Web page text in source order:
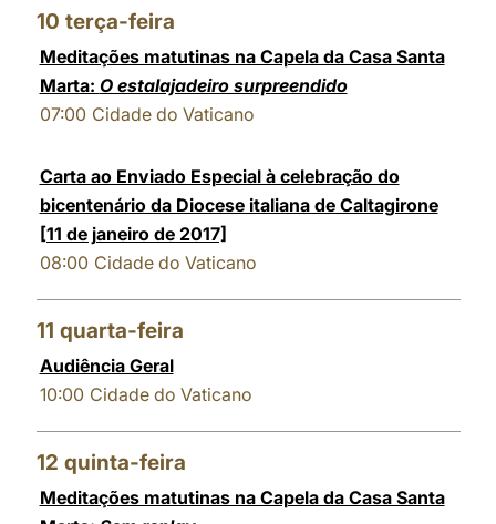
10 terça-feira
Meditações matutinas na Capela da Casa Santa
Marta: O estalajadeiro surpreendido
07:00 Cidade do Vaticano
Carta ao Enviado Especial à celebração do
bicentenário da Diocese italiana de Caltagirone
[11 de janeiro de 2017]
08:00 Cidade do Vaticano
11 quarta-feira
Audiência Geral
10:00 Cidade do Vaticano
12 quinta-feira
Meditações matutinas na Capela da Casa Santa